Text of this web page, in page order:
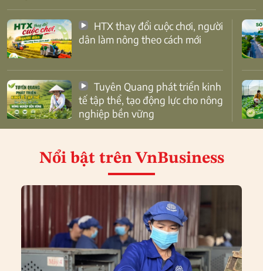
dân làm nông theo cách mới
tế tập thể, tạo động lực cho nông
nghiệp bền vững
Nổi bật trên VnBusiness